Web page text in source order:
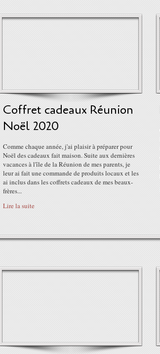
Coffret cadeaux Réunion
Noël 2020
Comme chaque année, j'ai plaisir à préparer pour
Noël des cadeaux fait maison. Suite aux dernières
vacances à l'île de la Réunion de mes parents, je
leur ai fait une commande de produits locaux et les
ai inclus dans les coffrets cadeaux de mes beaux-
frères...
Lire la suite